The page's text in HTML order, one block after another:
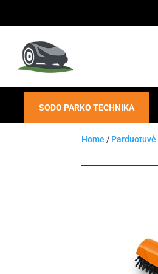
SODO PARKO TECHNIKA
Home / Parduotuvė